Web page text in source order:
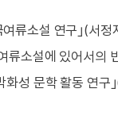
류소설 연구｣(서
소설에 있어서의
성 문학 활동 연구